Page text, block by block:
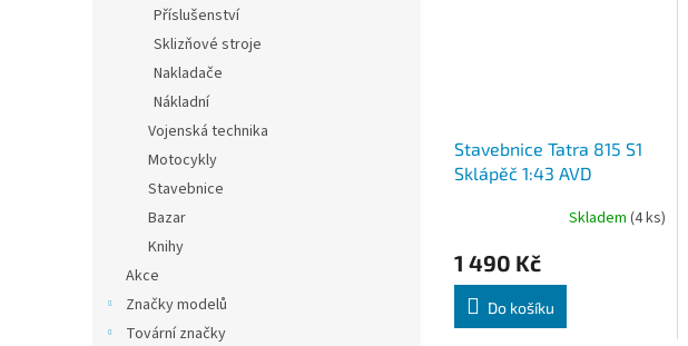
Příslušenství
Sklizňové stroje
Nakladače
Nákladní
Vojenská technika
Motocykly
Stavebnice
Bazar
Knihy
Akce
Značky modelů
Tovární značky
Stavebnice Tatra 815 S1
Sklápěč 1:43 AVD
Skladem (4 ks)
1 490 Kč
Do košíku